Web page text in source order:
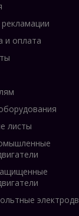
и оплата
листы